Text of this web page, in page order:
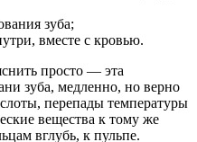
зуба;
вместе с кровью.
просто — эта
зуба, медленно, но верно
перепады температуры
вещества к тому же
вглубь, к пульпе.